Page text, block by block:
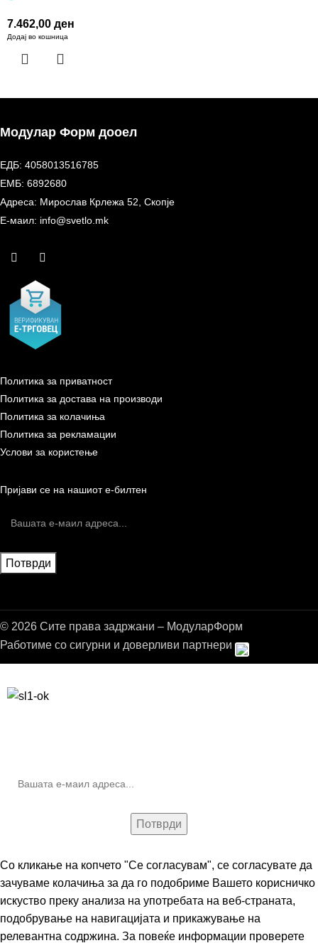
7.462,00 ден
Додај во кошница
Модулар Форм дооел
ЕДБ: 4058013516785
ЕМБ: 6892680
Адреса: Мирослав Крлежа 52, Скопје
Е-маил: info@svetlo.mk
Политика за приватност
Политика за достава на производи
Политика за колачиња
Политика за рекламации
Услови за користење
Пријави се на нашиот е-билтен
© 2026 Сите права задржани – МодуларФорм
Работиме со сигурни и доверливи партнери
Со кликање на копчето "Се согласувам", се согласувате да
зачуваме колачиња за да го подобриме Вашето корисничко
искуство преку анализа на употребата на веб-страната,
подобрување на навигацијата и прикажување на
релевантна содржина. За повеќе информации проверете